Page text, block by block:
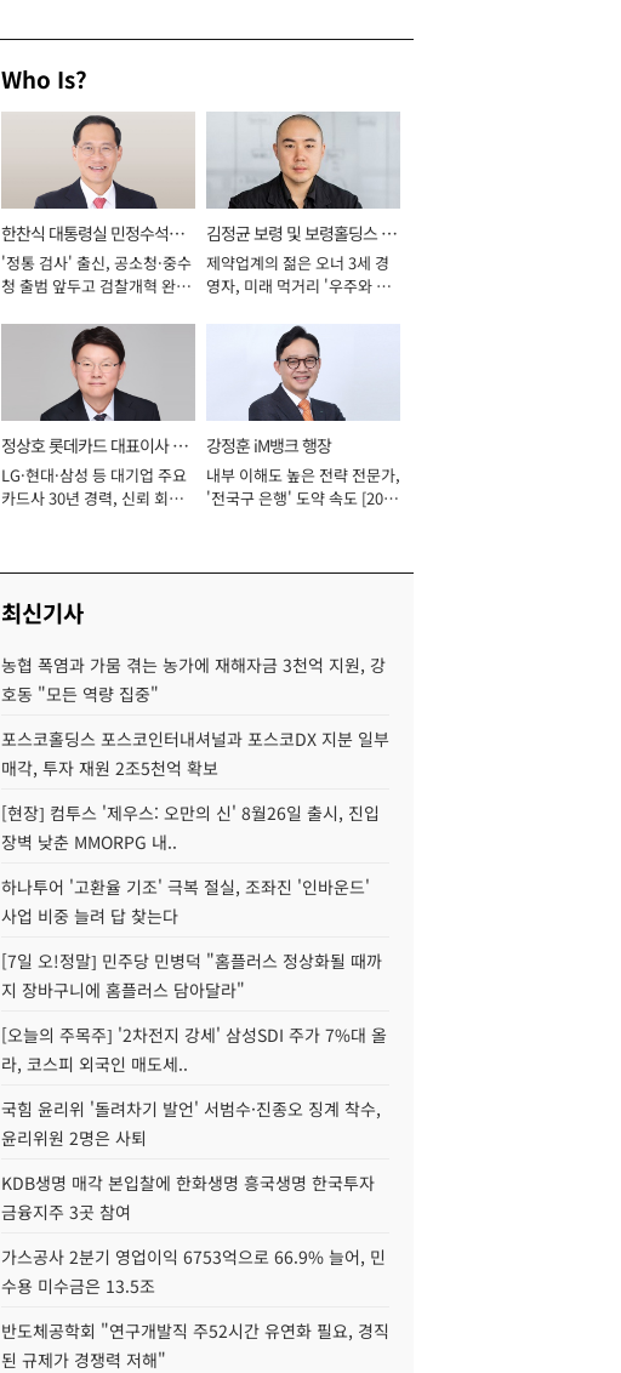
Who Is?
한찬식 대통령실 민정수석비
서관
'정통 검사' 출신, 공소청·중수
청 출범 앞두고 검찰개혁 완수
김정균 보령 및 보령홀딩스 대
표이사 사장
제약업계의 젊은 오너 3세 경
영자, 미래 먹거리 '우주와 헬
정상호 롯데카드 대표이사 사
장
LG·현대·삼성 등 대기업 주요
카드사 30년 경력, 신뢰 회복
강정훈 iM뱅크 행장
내부 이해도 높은 전략 전문가,
'전국구 은행' 도약 속도 [2026
최신기사
농협 폭염과 가뭄 겪는 농가에 재해자금 3천억 지원, 강
호동 "모든 역량 집중"
포스코홀딩스 포스코인터내셔널과 포스코DX 지분 일부
매각, 투자 재원 2조5천억 확보
[현장] 컴투스 '제우스: 오만의 신' 8월26일 출시, 진입
장벽 낮춘 MMORPG 내..
하나투어 '고환율 기조' 극복 절실, 조좌진 '인바운드'
사업 비중 늘려 답 찾는다
[7일 오!정말] 민주당 민병덕 "홈플러스 정상화될 때까
지 장바구니에 홈플러스 담아달라"
[오늘의 주목주] '2차전지 강세' 삼성SDI 주가 7%대 올
라, 코스피 외국인 매도세..
국힘 윤리위 '돌려차기 발언' 서범수·진종오 징계 착수,
윤리위원 2명은 사퇴
KDB생명 매각 본입찰에 한화생명 흥국생명 한국투자
금융지주 3곳 참여
가스공사 2분기 영업이익 6753억으로 66.9% 늘어, 민
수용 미수금은 13.5조
반도체공학회 "연구개발직 주52시간 유연화 필요, 경직
된 규제가 경쟁력 저해"